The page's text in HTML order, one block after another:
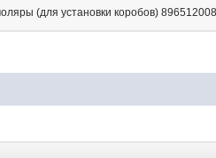
(для установки коробов)